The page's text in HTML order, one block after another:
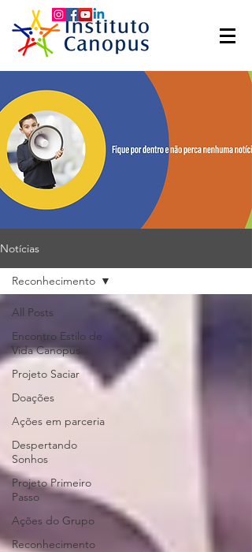
Notícias
All Posts
Encontro Estilo de
Vida Canopus
Projeto Saciar
Doações
Ações em parceria
Despertando
Sonhos
Projeto Primeiro
Passo
Ações do Grupo
Reconhecimento
Reconhecimento